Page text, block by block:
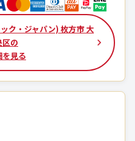
ク・ジャパン) 枚方市 大
区の
見る